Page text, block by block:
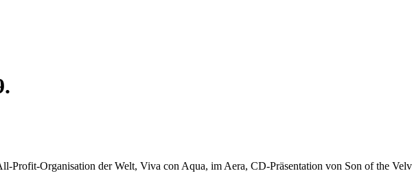
Profit-Organisation der Welt, Viva con Aqua, im Aera, CD-Präsentation von Son of the